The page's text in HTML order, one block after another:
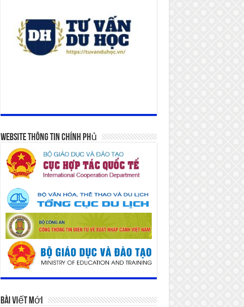
Website Thông Tin Chính Phủ
Bài Viết Mới